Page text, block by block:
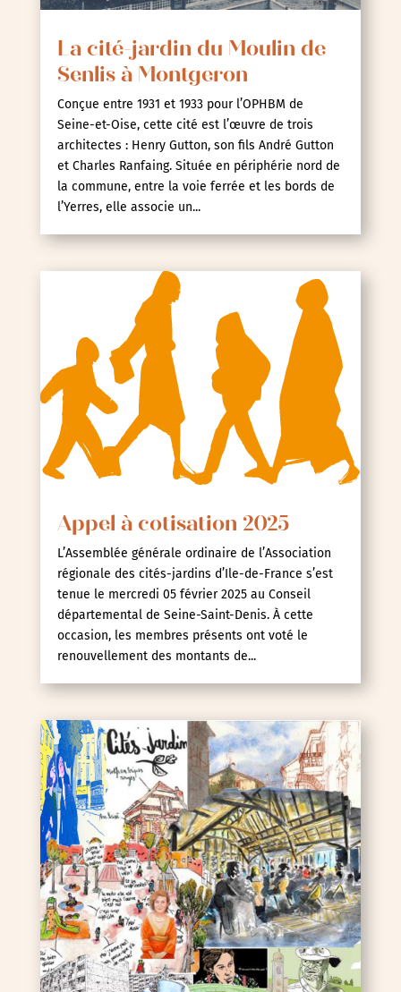
La cité-jardin du Moulin de
Senlis à Montgeron
Conçue entre 1931 et 1933 pour l’OPHBM de
Seine-et-Oise, cette cité est l’œuvre de trois
architectes : Henry Gutton, son fils André Gutton
et Charles Ranfaing. Située en périphérie nord de
la commune, entre la voie ferrée et les bords de
l’Yerres, elle associe un...
Appel à cotisation 2025
L’Assemblée générale ordinaire de l’Association
régionale des cités-jardins d’Ile-de-France s’est
tenue le mercredi 05 février 2025 au Conseil
départemental de Seine-Saint-Denis. À cette
occasion, les membres présents ont voté le
renouvellement des montants de...